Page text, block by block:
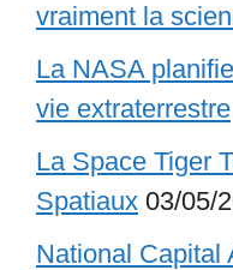
vraiment la
La NASA
vie extraterrestre
La Space Tiger
Spatiaux 03/05/
National Capital